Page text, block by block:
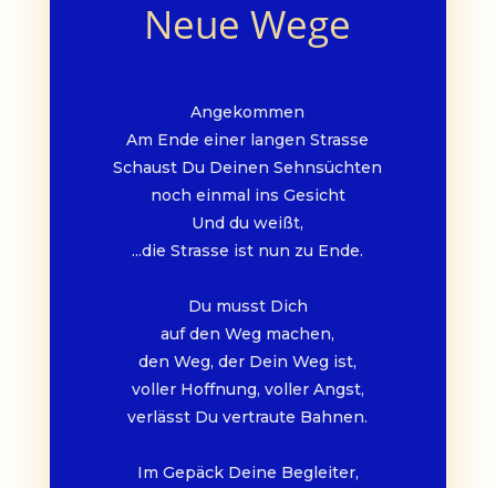
Neue Wege
Angekommen
Am Ende einer langen Strasse
Schaust Du Deinen Sehnsüchten
noch einmal ins Gesicht
Und du weißt,
...die Strasse ist nun zu Ende.
Du musst Dich
auf den Weg machen,
den Weg, der Dein Weg ist,
voller Hoffnung, voller Angst,
verlässt Du vertraute Bahnen.
Im Gepäck Deine Begleiter,